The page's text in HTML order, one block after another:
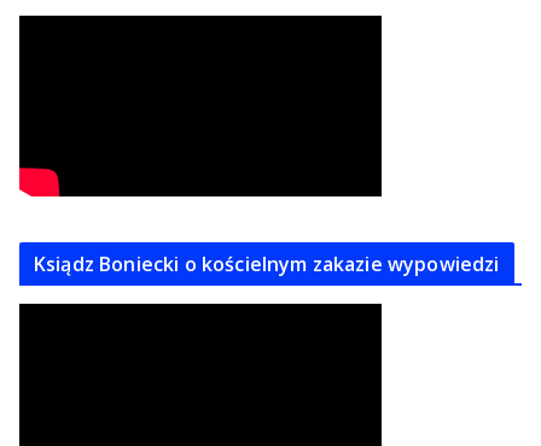
Ksiądz Boniecki o kościelnym zakazie wypowiedzi